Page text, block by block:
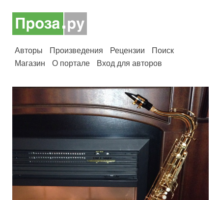
Авторы Произведения Рецензии
Поиск
Магазин
О портале Вход для авторов